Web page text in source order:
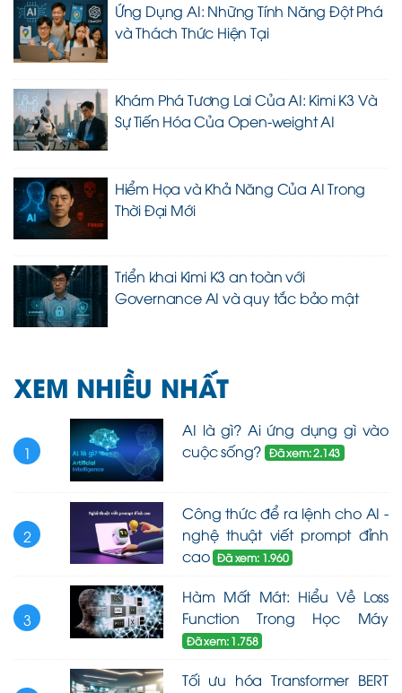
Ứng Dụng AI: Những Tính Năng Đột Phá
và Thách Thức Hiện Tại
Khám Phá Tương Lai Của AI: Kimi K3 Và
Sự Tiến Hóa Của Open-weight AI
Hiểm Họa và Khả Năng Của AI Trong
Thời Đại Mới
Triển khai Kimi K3 an toàn với
Governance AI và quy tắc bảo mật
XEM NHIỀU NHẤT
1
AI là gì? Ai ứng dụng gì vào
cuộc sống? Đã xem: 2.143
2
Công thức để ra lệnh cho AI -
nghệ thuật viết prompt đỉnh
cao Đã xem: 1.960
3
Hàm Mất Mát: Hiểu Về Loss
Function Trong Học Máy
Đã xem: 1.758
Tối ưu hóa Transformer BERT